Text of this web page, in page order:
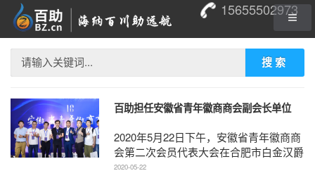
15655502973
搜索
百助担任安徽省青年徽商商会副会长单位
2020年5月22日下午，安徽省青年徽商商
会第二次会员代表大会在合肥市白金汉爵
大酒店301会议室隆重举行。省委统战部
2020-05-22